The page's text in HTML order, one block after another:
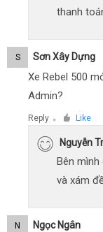
thanh
S Sơn Xây Dựng
Xe Rebel 500
Admin?
Reply ● Like
Nguyễn
Bên mình
và xám
N Ngọc Ngân